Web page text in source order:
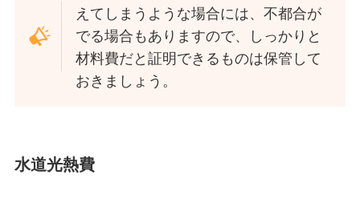
えてしまうような場合には、不都合が
でる場合もありますので、しっかりと
材料費だと証明できるものは保管して
おきましょう。
水道光熱費